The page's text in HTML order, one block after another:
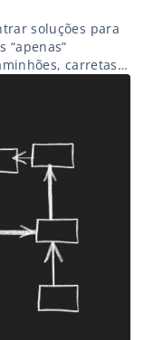
soluções para
“apenas”
carretas
e implementos
tração mais
Essa